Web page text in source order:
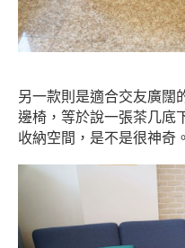
另一款則是適合交友廣闊
邊椅，等於說一張茶几底
收納空間，是不是很神奇。